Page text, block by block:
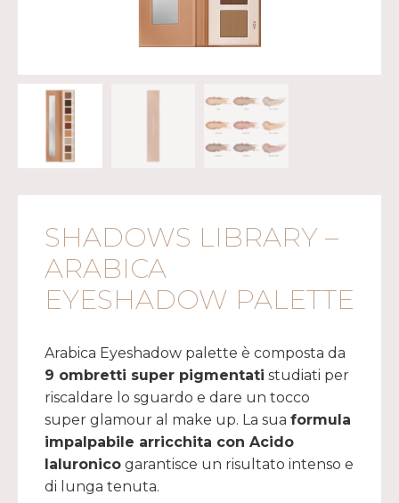
SHADOWS LIBRARY –
ARABICA
EYESHADOW PALETTE
Arabica Eyeshadow palette è composta da
9 ombretti super pigmentati studiati per
riscaldare lo sguardo e dare un tocco
super glamour al make up. La sua formula
impalpabile arricchita con Acido
Ialuronico garantisce un risultato intenso e
di lunga tenuta.